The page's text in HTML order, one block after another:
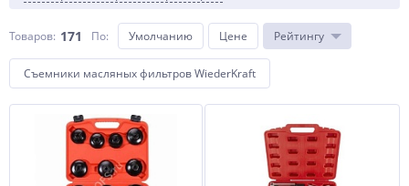
Товаров: 171 По: Умолчанию Цене Рейтингу
Съемники масляных фильтров WiederKraft